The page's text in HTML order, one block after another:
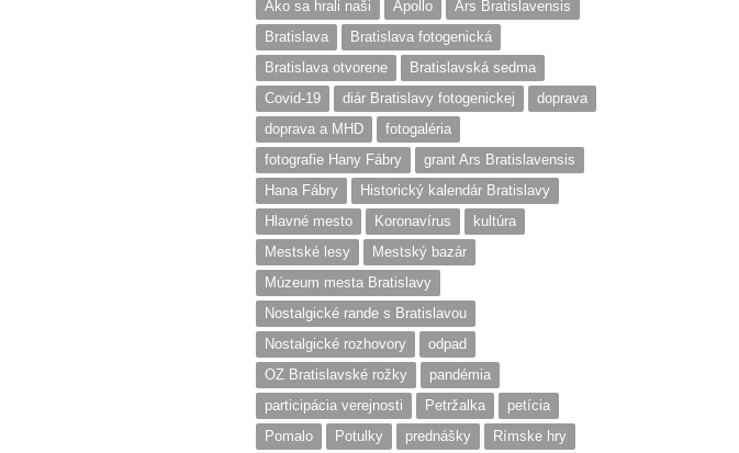
Ako sa hrali naši Apollo
Ars Bratislavensis
Bratislava
Bratislava fotogenická
Bratislava otvorene
Bratislavská sedma
Covid-19
diár Bratislavy fotogenickej
doprava
doprava a MHD
fotogaléria
fotografie Hany Fábry
grant Ars Bratislavensis
Hana Fábry
Historický kalendár Bratislavy
Hlavné mesto
Koronavírus
kultúra
Mestské lesy
Mestský bazár
Múzeum mesta Bratislavy
Nostalgické rande s Bratislavou
Nostalgické rozhovory
odpad
OZ Bratislavské rožky
pandémia
participácia verejnosti
Petržalka
petícia
Pomalo
Potulky prednášky
Rímske hry